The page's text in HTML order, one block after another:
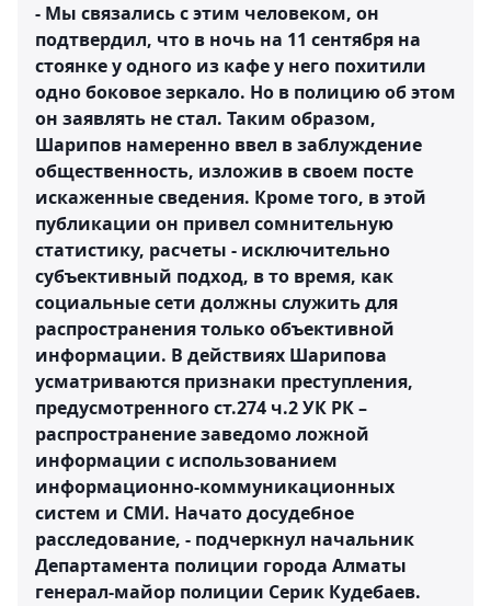
- Мы связались с этим человеком, он
подтвердил, что в ночь на 11 сентября на
стоянке у одного из кафе у него похитили
одно боковое зеркало. Но в полицию об этом
он заявлять не стал. Таким образом,
Шарипов намеренно ввел в заблуждение
общественность, изложив в своем посте
искаженные сведения. Кроме того, в этой
публикации он привел сомнительную
статистику, расчеты - исключительно
субъективный подход, в то время, как
социальные сети должны служить для
распространения только объективной
информации. В действиях Шарипова
усматриваются признаки преступления,
предусмотренного ст.274 ч.2 УК РК –
распространение заведомо ложной
информации с использованием
информационно-коммуникационных
систем и СМИ. Начато досудебное
расследование, - подчеркнул начальник
Департамента полиции города Алматы
генерал-майор полиции Серик Кудебаев.